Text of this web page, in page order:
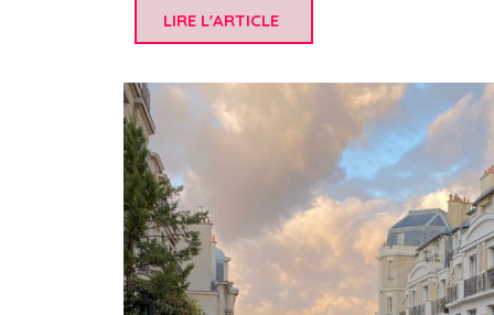
LIRE L'ARTICLE